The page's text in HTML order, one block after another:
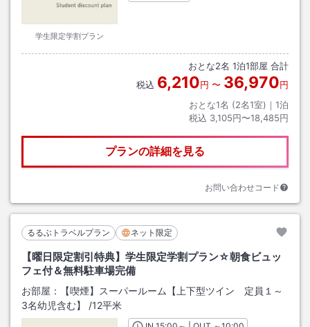
学生限定学割プラン
おとな2名 1泊1部屋 合計
税込 6,210円 〜 36,970円
おとな1名 (2名1室)｜ 1泊
税込 3,105円〜18,485円
プランの詳細を見る
お問い合わせコード
るるぶトラベルプラン ネット限定
【曜日限定割引特典】学生限定学割プラン☆朝食ビュッ
フェ付＆無料駐車場完備
お部屋：
【喫煙】スーパールーム【上下型ツイン 定員１～
3名幼児含む】
/12平米